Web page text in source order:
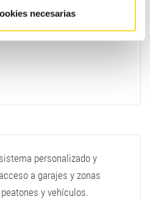
necesarias
personalizado y
a garajes y zonas
y vehículos.